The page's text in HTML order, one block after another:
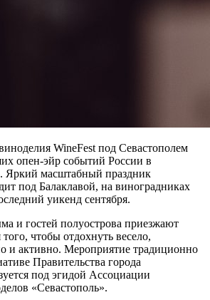
WineFest под Севастополем
oпен-эйр событий России в
масштабный праздник
под Балаклавой, на виноградниках
уикенд сентября.
и гостей полуострова приезжают
чтобы отдохнуть весело,
и активно. Мероприятие традиционно
Правительства города
под эгидой Ассоциации
«Севастополь».